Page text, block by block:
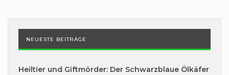
NEUESTE BEITRÄGE
Heiltier und Giftmörder: Der Schwarzblaue Ölkäfer